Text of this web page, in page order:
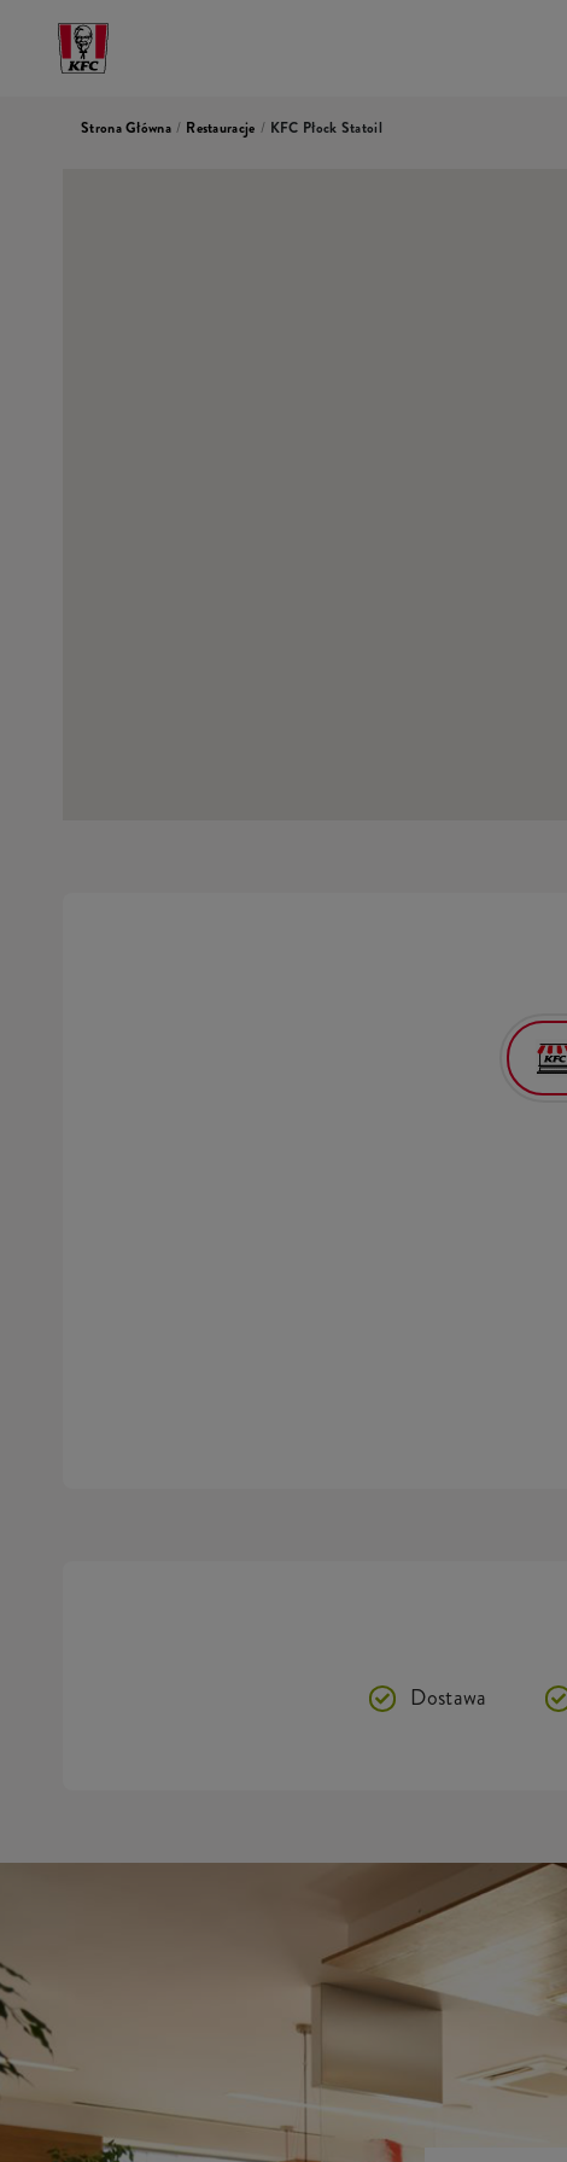
Strona Główna / Restauracje / KFC Płock Statoil
Dostawa